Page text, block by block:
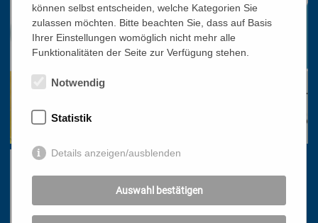
können selbst entscheiden, welche Kategorien Sie
zulassen möchten. Bitte beachten Sie, dass auf Basis
Ihrer Einstellungen womöglich nicht mehr alle
Funktionalitäten der Seite zur Verfügung stehen.
Notwendig
Statistik
Details anzeigen/ausblenden
Auswahl bestätigen